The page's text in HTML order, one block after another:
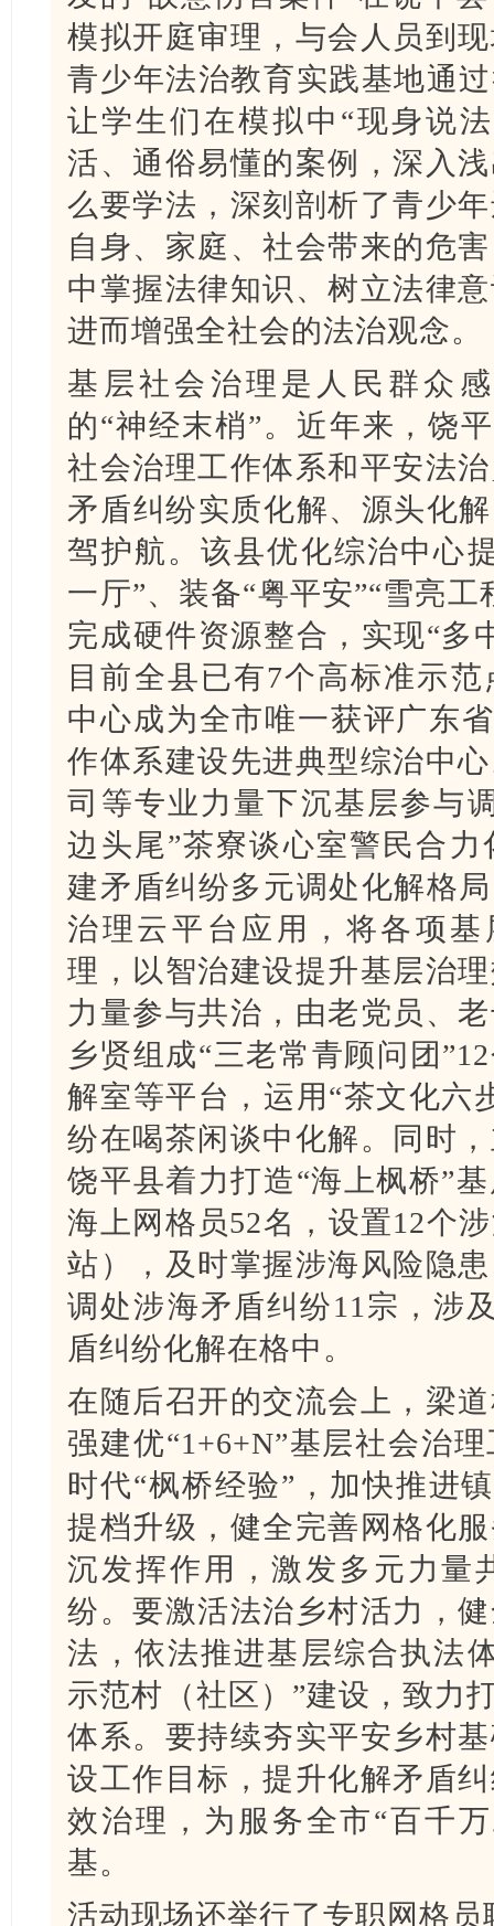
模拟开庭审理，与会人员到
青少年法治教育实践基地通
让学生们在模拟中“现身说
活、通俗易懂的案例，深入
么要学法，深刻剖析了青少
自身、家庭、社会带来的危
中掌握法律知识、树立法律
进而增强全社会的法治观念。
基层社会治理是人民群众
的“神经末梢”。近年来，饶
社会治理工作体系和平安法
矛盾纠纷实质化解、源头化
驾护航。该县优化综治中心
一厅”、装备“粤平安”“雪亮
完成硬件资源整合，实现“多
目前全县已有7个高标准示
中心成为全市唯一获评广东
作体系建设先进典型综治中
司等专业力量下沉基层参与
边头尾”茶寮谈心室警民合
建矛盾纠纷多元调处化解格
治理云平台应用，将各项
理，以智治建设提升基层治
力量参与共治，由老党员、
乡贤组成“三老常青顾问团
解室等平台，运用“茶文化六
纷在喝茶闲谈中化解。同时
饶平县着力打造“海上枫桥”
海上网格员52名，设置12个
站），及时掌握涉海风险隐
调处涉海矛盾纠纷11宗，涉
盾纠纷化解在格中。
在随后召开的交流会上，梁
强建优“1+6+N”基层社会治
时代“枫桥经验”，加快推进
提档升级，健全完善网格化
沉发挥作用，激发多元力量
纷。要激活法治乡村活力，
法，依法推进基层综合执法
示范村（社区）”建设，致力
体系。要持续夯实平安乡村
设工作目标，提升化解矛盾
效治理，为服务全市“百千
基。
活动现场还举行了专职网格员